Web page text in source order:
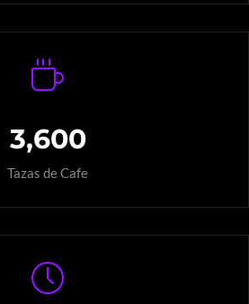
3,600
Tazas de Cafe